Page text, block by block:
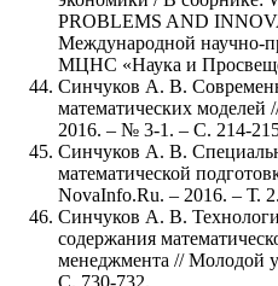
PROBLEMS AND
Международной научно-
МЦНС «Наука и
Синчуков А. В.
математических моделей
2016. – № 3-1. – С. 214-
Синчуков А. В.
математической
NovaInfo.Ru. – 2016. – Т.
Синчуков А. В.
содержания
менеджмента // Молодой
С. 730-732.